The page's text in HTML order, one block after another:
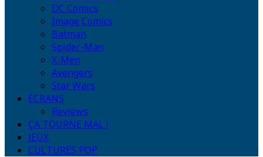
DC Comics
Image Comics
Batman
Spider-Man
X-Men
Avengers
Star Wars
ÉCRANS
Reviews
ÇA TOURNE MAL !
JEUX
CULTURES POP